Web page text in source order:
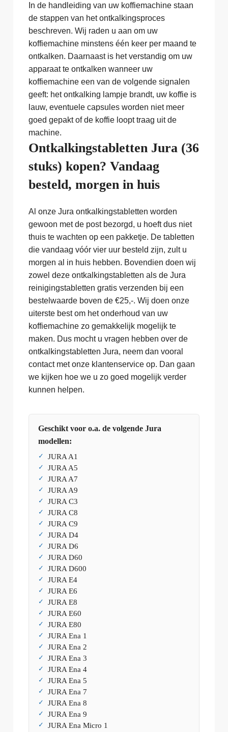
In de handleiding van uw koffiemachine staan
de stappen van het ontkalkingsproces
beschreven. Wij raden u aan om uw
koffiemachine minstens één keer per maand te
ontkalken. Daarnaast is het verstandig om uw
apparaat te ontkalken wanneer uw
koffiemachine een van de volgende signalen
geeft: het ontkalking lampje brandt, uw koffie is
lauw, eventuele capsules worden niet meer
goed gepakt of de koffie loopt traag uit de
machine.
Ontkalkingstabletten Jura (36
stuks) kopen? Vandaag
besteld, morgen in huis
Al onze Jura ontkalkingstabletten worden
gewoon met de post bezorgd, u hoeft dus niet
thuis te wachten op een pakketje. De tabletten
die vandaag vóór vier uur besteld zijn, zult u
morgen al in huis hebben. Bovendien doen wij
zowel deze ontkalkingstabletten als de Jura
reinigingstabletten gratis verzenden bij een
bestelwaarde boven de €25,-. Wij doen onze
uiterste best om het onderhoud van uw
koffiemachine zo gemakkelijk mogelijk te
maken. Dus mocht u vragen hebben over de
ontkalkingstabletten Jura, neem dan vooral
contact met onze klantenservice op. Dan gaan
we kijken hoe we u zo goed mogelijk verder
kunnen helpen.
Geschikt voor o.a. de volgende Jura
modellen:
JURA A1
JURA A5
JURA A7
JURA A9
JURA C3
JURA C8
JURA C9
JURA D4
JURA D6
JURA D60
JURA D600
JURA E4
JURA E6
JURA E8
JURA E60
JURA E80
JURA Ena 1
JURA Ena 2
JURA Ena 3
JURA Ena 4
JURA Ena 5
JURA Ena 7
JURA Ena 8
JURA Ena 9
JURA Ena Micro 1